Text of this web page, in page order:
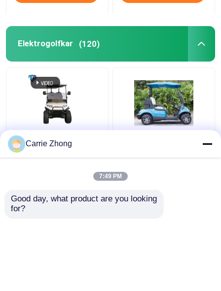
Elektrogolfkar (120)
De maximumsnelheid
25Km/h 48V/5kw 4
48V 4KW Street legale
Carrie Zhong
7:49 PM
Good day, what product are you looking
for?